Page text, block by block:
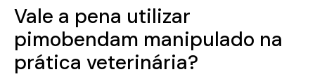
Vale a pena utilizar
pimobendam manipulado na
prática veterinária?